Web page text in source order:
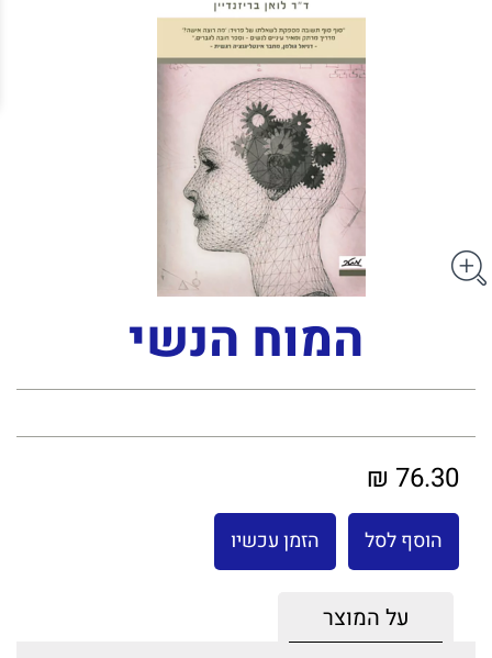
המוח הנשי
76.30 ₪
הוסף לסל הזמן עכשיו
על המוצר